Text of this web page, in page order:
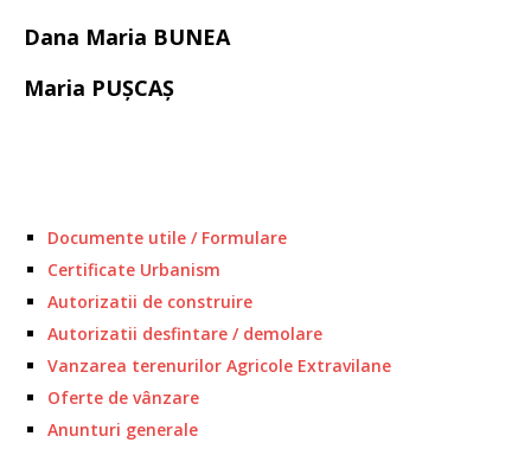
Dana Maria BUNEA
Maria PUŞCAŞ
Documente utile / Formulare
Certificate Urbanism
Autorizatii de construire
Autorizatii desfintare / demolare
Vanzarea terenurilor Agricole Extravilane
Oferte de vânzare
Anunturi generale